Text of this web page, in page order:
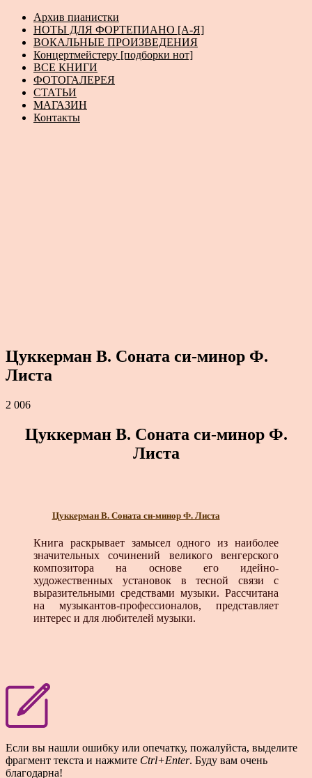
Архив пианистки
НОТЫ ДЛЯ ФОРТЕПИАНО [А-Я]
ВОКАЛЬНЫЕ ПРОИЗВЕДЕНИЯ
Концертмейстеру [подборки нот]
ВСЕ КНИГИ
ФОТОГАЛЕРЕЯ
СТАТЬИ
МАГАЗИН
Контакты
Цуккерман В. Соната си-минор Ф.
Листа
2 006
Цуккерман В. Соната си-минор Ф.
Листа
Цуккерман В. Соната си-минор Ф. Листа
Книга раскрывает замысел одного из наиболее
значительных сочинений великого венгерского
композитора на основе его идейно-
художественных установок в тесной связи с
выразительными средствами музыки. Рассчитана
на музыкантов-профессионалов, представляет
интерес и для любителей музыки.
Если вы нашли ошибку или опечатку, пожалуйста, выделите
фрагмент текста и нажмите Ctrl+Enter. Буду вам очень
благодарна!